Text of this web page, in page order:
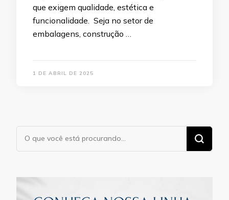
que exigem qualidade, estética e
funcionalidade. Seja no setor de
embalagens, construção …
1 DE ABRIL DE 2025
Procurando
algo?